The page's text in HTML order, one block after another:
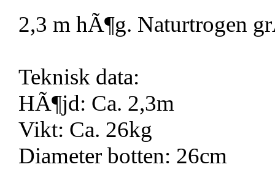
2,3 m hÃ¶g. Naturtrogen
Teknisk data:
HÃ¶jd: Ca. 2,3m
Vikt: Ca. 26kg
Diameter botten: 26cm